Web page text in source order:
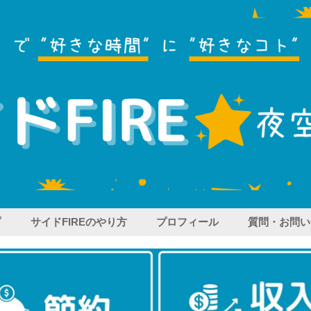
サイドFIREのやり方 プロフィール 質問・お問